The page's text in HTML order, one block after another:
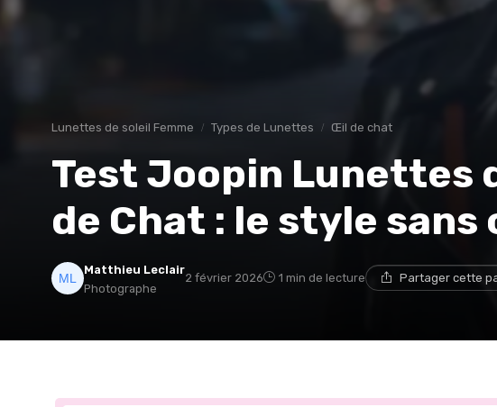
Lunettes de soleil Femme Types de Lunettes Œil de chat
Test Joopin Lunettes
de Chat : le style
Matthieu Leclair
Photographe
2 février 2026 1 min de lecture Partager cette